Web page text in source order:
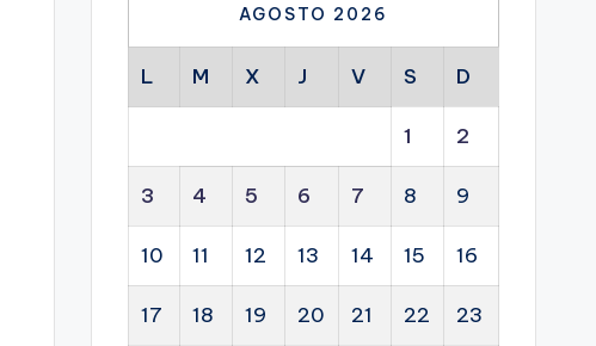
AGOSTO 2026
L M X J V S D
1 2
3 4 5 6 7 8 9
10 11 12 13 14 15 16
17 18 19 20 21 22 23